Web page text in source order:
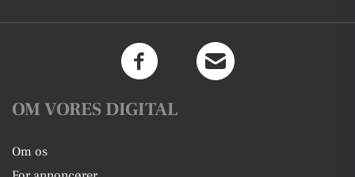
OM VORES DIGITAL
Om os